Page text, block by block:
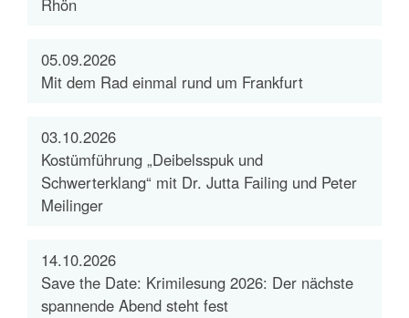
Rhön
05.09.2026
Mit dem Rad einmal rund um Frankfurt
03.10.2026
Kostümführung „Deibelsspuk und
Schwerterklang“ mit Dr. Jutta Failing und Peter
Meilinger
14.10.2026
Save the Date: Krimilesung 2026: Der nächste
spannende Abend steht fest